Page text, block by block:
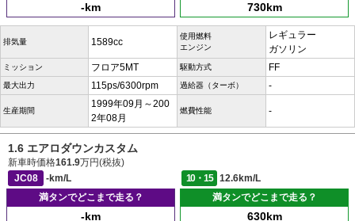
-km 730km
排気量 1589cc
使用燃料
エンジン
レギュラー
ガソリン
ミッション フロア5MT 駆動方式 FF
最大出力 115ps/6300rpm 過給器（ターボ） -
生産期間
1999年09月～200
2年08月
燃費性能 -
1.6 エアロダウンカスタム
新車時価格161.9万円(税抜)
JC08
-km/L 10・15
12.6km/L
満タンでどこまで走る？
-km
満タンでどこまで走る？
630km